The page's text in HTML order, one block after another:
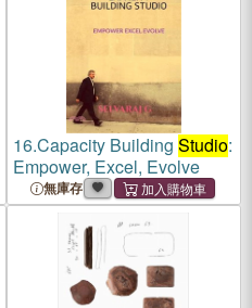
16.Capacity Building Studio:
Empower, Excel, Evolve
無庫存